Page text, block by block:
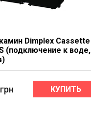
Dimplex Cassette
(подключение к воде,
грн КУПИТЬ